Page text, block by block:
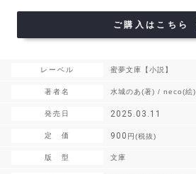
ご購入はこちら
レーベル 蜜夢文庫【小説】
著者名 水城のあ(著) / neco(絵)
発売日 2025.03.11
定 価 900 円(税抜)
版 型 文庫